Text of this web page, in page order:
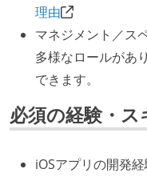
理由
マネジメント／ス
多様なロールがあ
できます。
必須の経験・ス
iOSアプリの開発